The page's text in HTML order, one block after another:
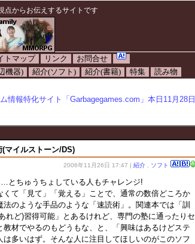
点からお伝えするサイトです
トマップ リンク
お問合せ
機器) 紹介(ソフト) 紹介(書籍) 特集 読み物
情報特化サイト「Garbagegames.com」本日11月28日
マイルストーン/DS)
2006年11月26日 17:47 | 紹介, ソフト
とちゅうちょしている人もチャレンジ!
て「見て」「覚える」ことで、通常の数倍どころか
のような手品のような「速読術」。関連本では「訓
れど)習得可能」とあるけれど、専門の塾に通ったりセ
教材でやるのもどうもな、と、「興味はあるけどステ
は多いはず。そんな人に注目してほしいのがこのソフ